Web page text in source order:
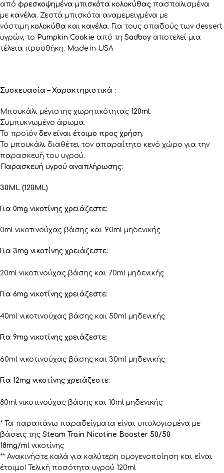
από φρεσκοψημένα μπισκότα κολοκύθας πασπαλισμένα
με κανέλα. Ζεστά μπισκότα αναμεμειγμένα με
νόστιμη κολοκύθα και κανέλα. Για τους οπαδούς των dessert
υγρών, το Pumpkin Cookie από τη Sadboy αποτελεί μια
τέλεια προσθήκη. Made in USA
Συσκευασία – Χαρακτηριστικά :
Μπουκάλι μέγιστης χωρητικότητας 120ml.
Συμπυκνωμένο άρωμα.
Το προϊόν δεν είναι έτοιμο προς χρήση.
Το μπουκάλι διαθέτει τον απαραίτητο κενό χώρο για την
παρασκευή του υγρού.
Παρασκευή υγρού αναπλήρωσης:
30ML (120ML)
Για 0mg νικοτίνης χρειάζεστε:
0ml νικοτινούχας βάσης και 90ml μηδενικής
Για 3mg νικοτίνης χρειάζεστε:
20ml νικοτινούχας βάσης και 70ml μηδενικής
Για 6mg νικοτίνης χρειάζεστε:
40ml νικοτινούχας βάσης και 50ml μηδενικής
Για 9mg νικοτίνης χρειάζεστε:
60ml νικοτινούχας βάσης και 30ml μηδενικής
Για 12mg νικοτίνης χρειάζεστε:
80ml νικοτινούχας βάσης και 10ml μηδενικής
* Τα παραπάνω παραδείγματα είναι υπολογισμένα με
βάσεις της Steam Train Nicotine Booster 50/50
18mg/ml νικοτίνης
** Ανακινήστε καλά για καλύτερη ομογενοποίηση και είναι
έτοιμο! Τελική ποσότητα υγρού 120ml